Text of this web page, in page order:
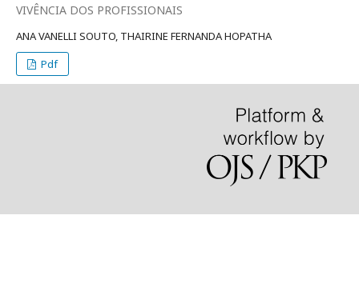
VIVÊNCIA DOS PROFISSIONAIS
ANA VANELLI SOUTO, THAIRINE FERNANDA HOPATHA
Pdf